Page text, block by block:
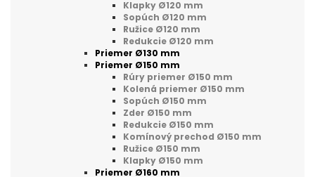
Klapky Ø120 mm
Sopúch Ø120 mm
Ružice Ø120 mm
Redukcie Ø120 mm
Priemer Ø130 mm
Priemer Ø150 mm
Rúry priemer Ø150 mm
Kolená priemer Ø150 mm
Sopúch Ø150 mm
Zder Ø150 mm
Redukcie Ø150 mm
Komínový prechod Ø150 mm
Ružice Ø150 mm
Klapky Ø150 mm
Priemer Ø160 mm